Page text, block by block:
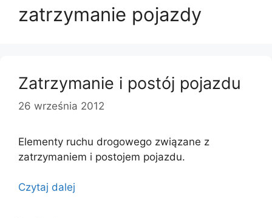
zatrzymanie pojazdy
Zatrzymanie i postój pojazdu
26 września 2012
Elementy ruchu drogowego związane z
zatrzymaniem i postojem pojazdu.
Czytaj dalej